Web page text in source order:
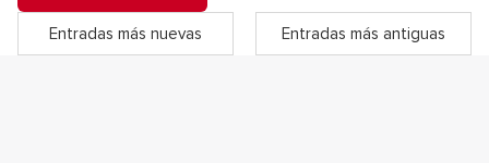
Entradas más nuevas Entradas más antiguas